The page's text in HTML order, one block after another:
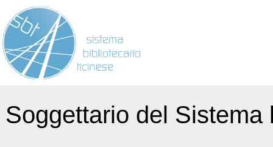
Soggettario del